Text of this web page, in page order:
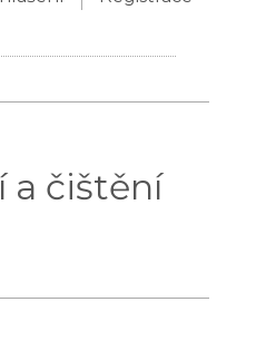
a čištění